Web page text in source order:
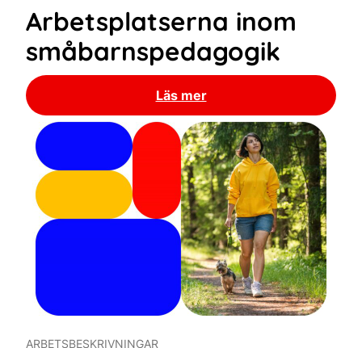
Arbetsplatserna inom
småbarnspedagogik
Läs mer
ARBETSBESKRIVNINGAR